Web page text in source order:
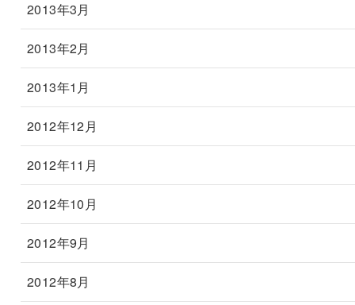
2013年3月
2013年2月
2013年1月
2012年12月
2012年11月
2012年10月
2012年9月
2012年8月